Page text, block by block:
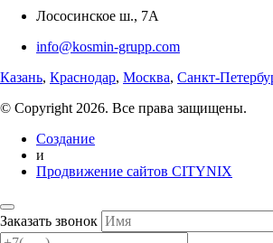
Лососинское ш., 7А
info@kosmin-grupp.com
Казань, Краснодар, Москва, Санкт-
© Copyright 2026. Все права защищены.
Создание
и
Продвижение сайтов CITYNIX
Заказать звонок